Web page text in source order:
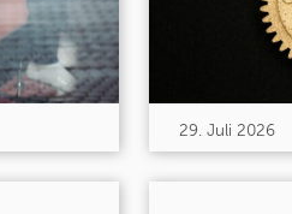
29. Juli 2026